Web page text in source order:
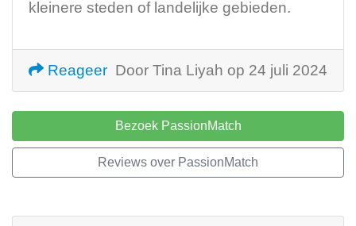
kleinere steden of landelijke gebieden.
Door Tina Liyah op 24 juli 2024
Reageer
Bezoek PassionMatch
Reviews over PassionMatch